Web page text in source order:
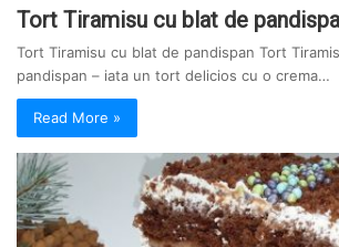
Tort Tiramisu cu blat de
Tort Tiramisu cu blat de pandispan Tort
pandispan – iata un tort delicios cu o crema…
Read More »